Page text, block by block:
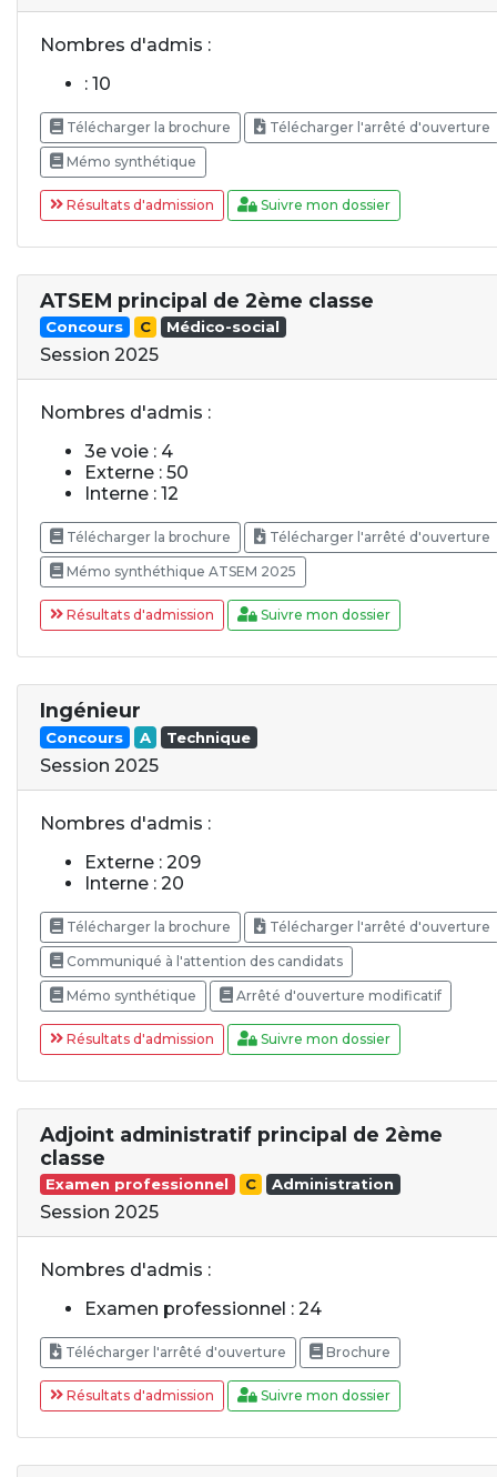
Nombres d'admis :
: 10
Télécharger la brochure Télécharger l'arrêté d'ouverture
Mémo synthétique
Résultats d'admission Suivre mon dossier
ATSEM principal de 2ème classe
Concours C Médico-social
Session 2025
Nombres d'admis :
3e voie : 4
Externe : 50
Interne : 12
Télécharger la brochure Télécharger l'arrêté d'ouverture
Mémo synthéthique ATSEM 2025
Résultats d'admission Suivre mon dossier
Ingénieur
Concours A Technique
Session 2025
Nombres d'admis :
Externe : 209
Interne : 20
Télécharger la brochure Télécharger l'arrêté d'ouverture
Communiqué à l'attention des candidats
Mémo synthétique Arrêté d'ouverture modificatif
Résultats d'admission Suivre mon dossier
Adjoint administratif principal de 2ème
classe
Examen professionnel C Administration
Session 2025
Nombres d'admis :
Examen professionnel : 24
Télécharger l'arrêté d'ouverture Brochure
Résultats d'admission Suivre mon dossier